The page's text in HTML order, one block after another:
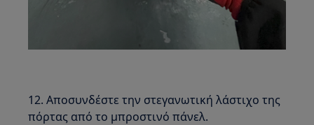
12. Αποσυνδέστε την στεγανωτική λάστιχο της
πόρτας από το μπροστινό πάνελ.